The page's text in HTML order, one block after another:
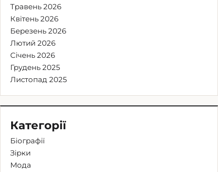
Травень 2026
Квітень 2026
Березень 2026
Лютий 2026
Січень 2026
Грудень 2025
Листопад 2025
Категорії
Біографії
Зірки
Мода